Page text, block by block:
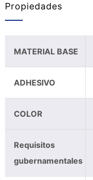
Propiedades
MATERIAL BASE
ADHESIVO
COLOR
Requisitos
gubernamentales